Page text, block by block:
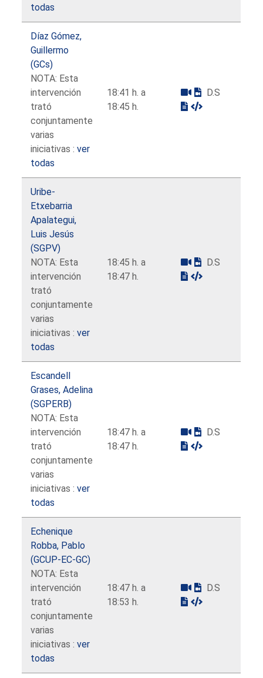
todas
Díaz Gómez,
Guillermo
(GCs)
NOTA: Esta
intervención
trató
conjuntamente
varias
iniciativas :ver
todas
18:41 h. a
18:45 h.
D.S
Uribe-
Etxebarria
Apalategui,
Luis Jesús
(SGPV)
NOTA: Esta
intervención
trató
conjuntamente
varias
iniciativas :ver
todas
18:45 h. a
18:47 h.
D.S
Escandell
Grases, Adelina
(SGPERB)
NOTA: Esta
intervención
trató
conjuntamente
varias
iniciativas :ver
todas
18:47 h. a
18:47 h.
D.S
Echenique
Robba, Pablo
(GCUP-EC-GC)
NOTA: Esta
intervención
trató
conjuntamente
varias
iniciativas :ver
todas
18:47 h. a
18:53 h.
D.S